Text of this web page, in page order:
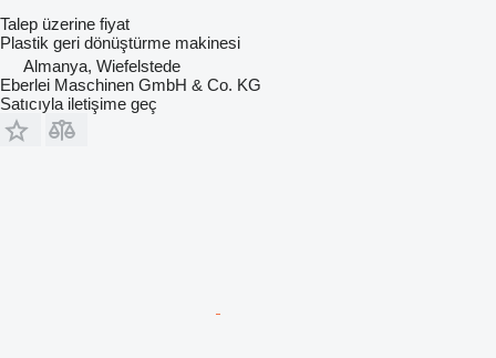
Talep üzerine fiyat
Plastik geri dönüştürme makinesi
Almanya, Wiefelstede
Eberlei Maschinen GmbH & Co. KG
Satıcıyla iletişime geç